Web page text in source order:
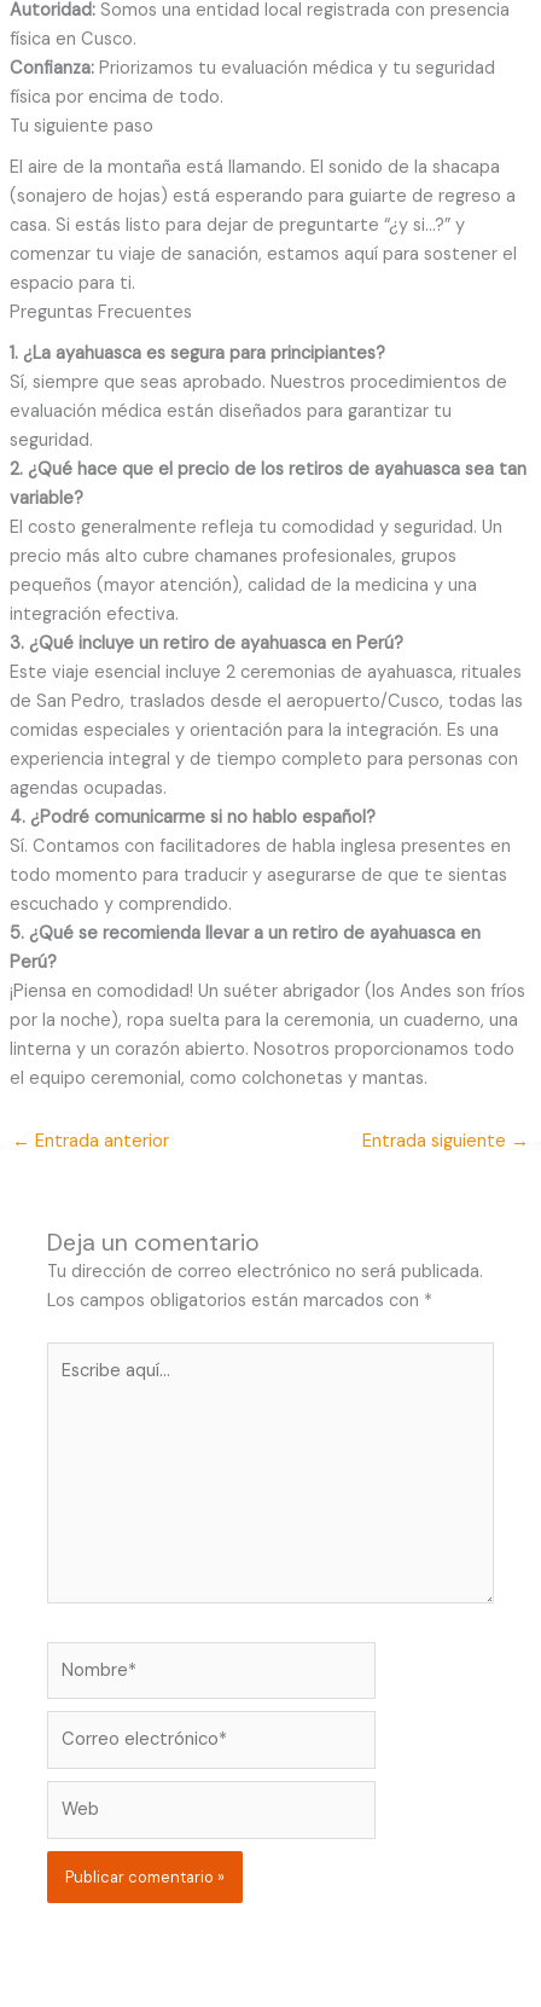
Autoridad:Somos una entidad local registrada con presencia
física en Cusco.
Confianza:Priorizamos tu evaluación médica y tu seguridad
física por encima de todo.
Tu siguiente paso
El aire de la montaña está llamando. El sonido de la shacapa
(sonajero de hojas) está esperando para guiarte de regreso a
casa. Si estás listo para dejar de preguntarte “¿y si…?” y
comenzar tu viaje de sanación, estamos aquí para sostener el
espacio para ti.
Preguntas Frecuentes
1. ¿La ayahuasca es segura para principiantes?
Sí, siempre que seas aprobado. Nuestros procedimientos de
evaluación médica están diseñados para garantizar tu
seguridad.
2. ¿Qué hace que el precio de los retiros de ayahuasca sea tan
variable?
El costo generalmente refleja tu comodidad y seguridad. Un
precio más alto cubre chamanes profesionales, grupos
pequeños (mayor atención), calidad de la medicina y una
integración efectiva.
3. ¿Qué incluye un retiro de ayahuasca en Perú?
Este viaje esencial incluye 2 ceremonias de ayahuasca, rituales
de San Pedro, traslados desde el aeropuerto/Cusco, todas las
comidas especiales y orientación para la integración. Es una
experiencia integral y de tiempo completo para personas con
agendas ocupadas.
4. ¿Podré comunicarme si no hablo español?
Sí. Contamos con facilitadores de habla inglesa presentes en
todo momento para traducir y asegurarse de que te sientas
escuchado y comprendido.
5. ¿Qué se recomienda llevar a un retiro de ayahuasca en
Perú?
¡Piensa en comodidad! Un suéter abrigador (los Andes son fríos
por la noche), ropa suelta para la ceremonia, un cuaderno, una
linterna y un corazón abierto. Nosotros proporcionamos todo
el equipo ceremonial, como colchonetas y mantas.
← Entrada anterior Entrada siguiente →
Deja un comentario
Tu dirección de correo electrónico no será publicada.
Los campos obligatorios están marcados con *
aquí...